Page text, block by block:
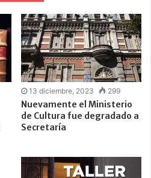
13 diciembre, 2023 299
Nuevamente el Ministerio
de Cultura fue degradado a
Secretaría